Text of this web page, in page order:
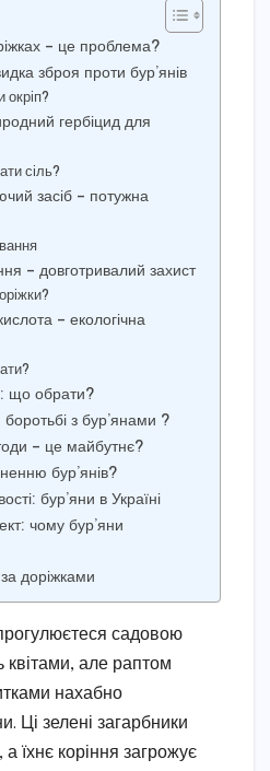
– це проблема?
зброя проти бур’янів
окріп?
гербіцид для
сіль?
засіб – потужна
– довготривалий захист
– екологічна
що обрати?
з бур’янами ?
– це майбутнє?
бур’янів?
бур’яни в Україні
чому бур’яни
доріжками
садовою
але раптом
нахабно
Ці зелені загарбники
їхнє коріння загрожує